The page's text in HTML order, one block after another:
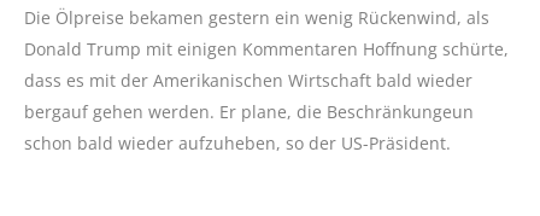
Die Ölpreise bekamen gestern ein wenig Rückenwind, als
Donald Trump mit einigen Kommentaren Hoffnung schürte,
dass es mit der Amerikanischen Wirtschaft bald wieder
bergauf gehen werden. Er plane, die Beschränkungeun
schon bald wieder aufzuheben, so der US-Präsident.